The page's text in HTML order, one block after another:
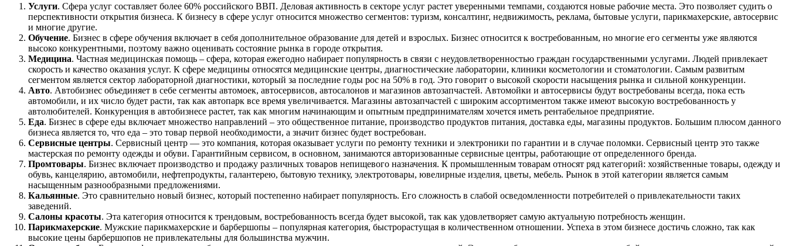
Услуги. Сфера услуг составляет более 60% российского ВВП. Деловая активность в секторе услуг растет уверенными темпами, создаются новые рабочие места. Это позволяет судить о
перспективности открытия бизнеса. К бизнесу в сфере услуг относится множество сегментов: туризм, консалтинг, недвижимость, реклама, бытовые услуги, парикмахерские, автосервис
и многие другие.
Обучение. Бизнес в сфере обучения включает в себя дополнительное образование для детей и взрослых. Бизнес относится к востребованным, но многие его сегменты уже являются
высоко конкурентными, поэтому важно оценивать состояние рынка в городе открытия.
Медицина. Частная медицинская помощь – сфера, которая ежегодно набирает популярность в связи с неудовлетворенностью граждан государственными услугами. Людей привлекает
скорость и качество оказания услуг. К сфере медицины относятся медицинские центры, диагностические лаборатории, клиники косметологии и стоматологии. Самым развитым
сегментом является сектор лабораторной диагностики, который за последние годы рос на 50% в год. Это говорит о высокой скорости насыщения рынка и сильной конкуренции.
Авто. Автобизнес объединяет в себе сегменты автомоек, автосервисов, автосалонов и магазинов автозапчастей. Автомойки и автосервисы будут востребованы всегда, пока есть
автомобили, и их число будет расти, так как автопарк все время увеличивается. Магазины автозапчастей с широким ассортиментом также имеют высокую востребованность у
автолюбителей. Конкуренция в автобизнесе растет, так как многим начинающим и опытным предпринимателям хочется иметь рентабельное предприятие.
Еда. Бизнес в сфере еды включает множество направлений – это общественное питание, производство продуктов питания, доставка еды, магазины продуктов. Большим плюсом данного
бизнеса является то, что еда – это товар первой необходимости, а значит бизнес будет востребован.
Сервисные центры. Сервисный центр — это компания, которая оказывает услуги по ремонту техники и электроники по гарантии и в случае поломки. Сервисный центр это также
мастерская по ремонту одежды и обуви. Гарантийным сервисом, в основном, занимаются авторизованные сервисные центры, работающие от определенного бренда.
Промтовары. Бизнес включает производство и продажу различных товаров непищевого назначения. К промышленным товарам относят ряд категорий: хозяйственные товары, одежду и
обувь, канцелярию, автомобили, нефтепродукты, галантерею, бытовую технику, электротовары, ювелирные изделия, цветы, мебель. Рынок в этой категории является самым
насыщенным разнообразными предложениями.
Кальянные. Это сравнительно новый бизнес, который постепенно набирает популярность. Его сложность в слабой осведомленности потребителей о привлекательности таких
заведений.
Салоны красоты. Эта категория относится к трендовым, востребованность всегда будет высокой, так как удовлетворяет самую актуальную потребность женщин.
Парикмахерские. Мужские парикмахерские и барбершопы – популярная категория, быстрорастущая в количественном отношении. Успеха в этом бизнесе достичь сложно, так как
высокие цены барбершопов не привлекательны для большинства мужчин.